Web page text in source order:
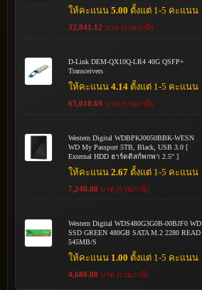
ให้คะแนน5.00 ตั้งแต่ 1-5 คะแนน
32,841.12 บาท (รวมภาษี)
D-Link DEM-QX10Q-LR4 40G QSFP+
Transceivers
ให้คะแนน4.14 ตั้งแต่ 1-5 คะแนน
63,018.69 บาท (รวมภาษี)
Western Digital WDBPKJ0050BBK-WESN
WD My Passport 5TB, Black, USB 3.0 [
External HDD ฮาร์ดดิสก์พกพา 2.5" ]
ให้คะแนน2.67 ตั้งแต่ 1-5 คะแนน
7,240.00 บาท (รวมภาษี)
Western Digital WDS480G3G0B-00BJF0 WD
SSD GREEN 480GB SATA M.2 2280 READ
545MB/S
ให้คะแนน 1.00 ตั้งแต่ 1-5 คะแนน
4,680.00 บาท (รวมภาษี)